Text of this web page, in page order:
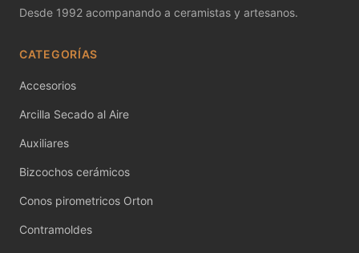
MAYCO JUNGLE GEMS
MAYCO NON FIRED COLOR
MAYCO NON FIRED PRODUCT ACCESSO
MAYCO RAPID ROLL
Desde 1992 acompanando a ceramistas y artesanos.
CATEGORÍAS
Accesorios
Arcilla Secado al Aire
Auxiliares
Bizcochos cerámicos
Conos pirometricos Orton
Contramoldes